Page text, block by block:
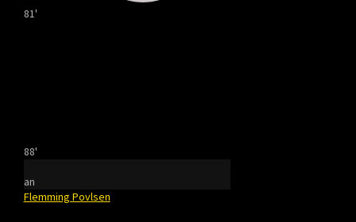
81'
88'
an
Flemming Povlsen